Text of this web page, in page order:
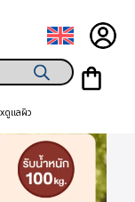
ดูแลผิว